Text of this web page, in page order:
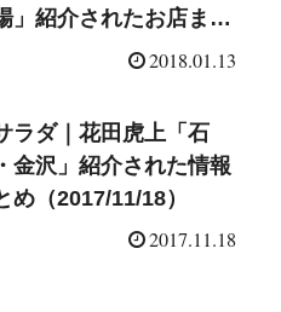
」紹介されたお店まと
2018/1/13）
2018.01.13
ラダ｜花田虎上「石
金沢」紹介された情報
め（2017/11/18）
2017.11.18